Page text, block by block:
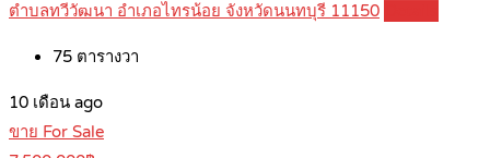
ตำบลทวีวัฒนา อำเภอไทรน้อย จังหวัดนนทบุรี 11150
75 ตารางวา
10 เดือน ago
ขาย For Sale